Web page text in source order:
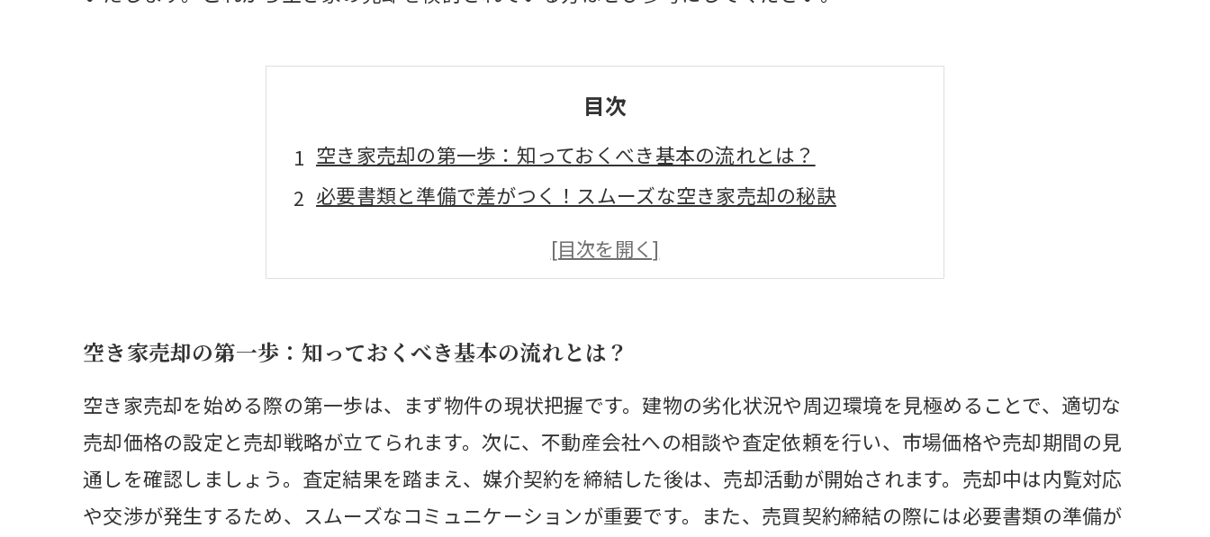
目次
空き家売却の第一歩：知っておくべき基本の流れとは？
必要書類と準備で差がつく！スムーズな空き家売却の秘訣
売却前に確認！空き家の管理と注意点を徹底解説
税金や費用の疑問を解消！空き家売却にかかるコストまとめ
空き家売却で失敗しないためのポイントとは？専門家が教えるコツ
空き家の未来を考える：売却後の活用方法と方法の選び方
空き家売却の第一歩：知っておくべき基本の流れとは？
空き家売却を始める際の第一歩は、まず物件の現状把握です。建物の劣化状況や周辺環境を見極めることで、適切な
売却価格の設定と売却戦略が立てられます。次に、不動産会社への相談や査定依頼を行い、市場価格や売却期間の見
通しを確認しましょう。査定結果を踏まえ、媒介契約を締結した後は、売却活動が開始されます。売却中は内覧対応
や交渉が発生するため、スムーズなコミュニケーションが重要です。また、売買契約締結の際には必要書類の準備が